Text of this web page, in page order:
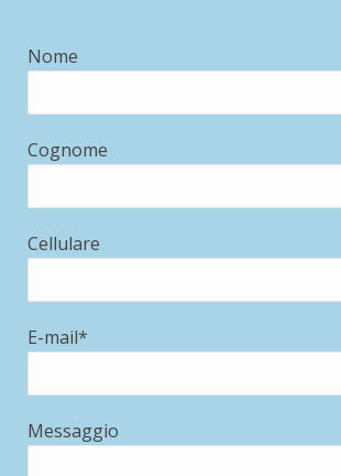
Nome
Cognome
Cellulare
E-mail*
Messaggio